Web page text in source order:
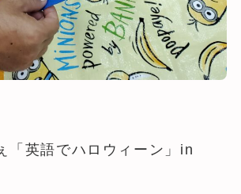
「英語でハロウィーン」in